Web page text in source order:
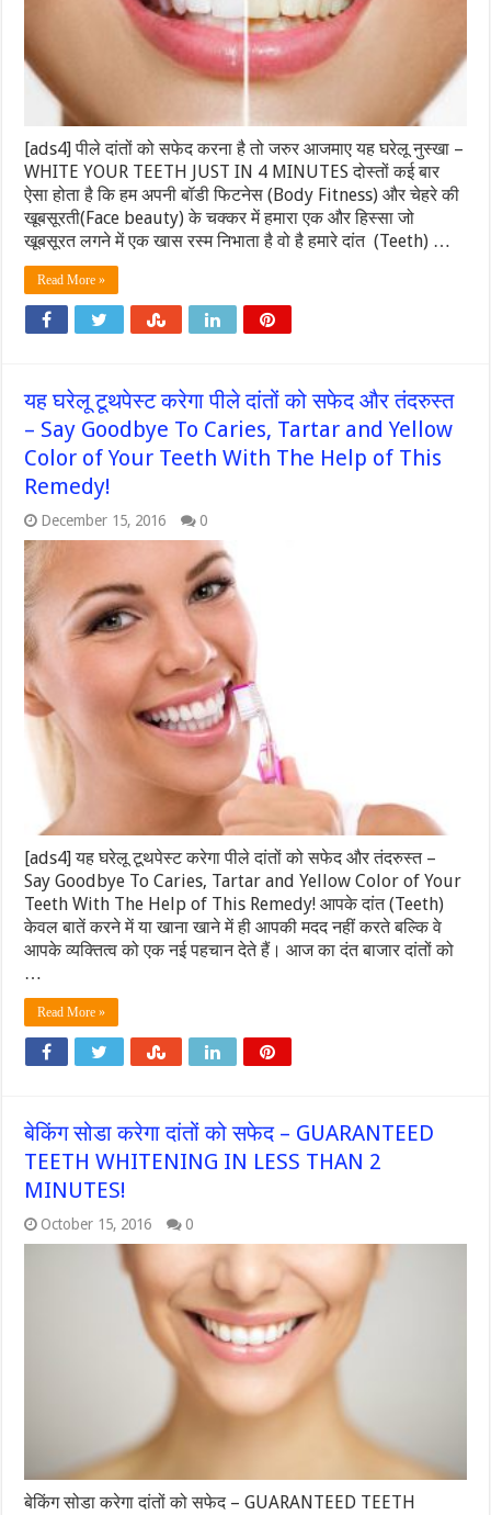
[ads4] पीले दांतों को सफेद करना है तो जरुर आजमाए यह घरेलू नुस्खा –
WHITE YOUR TEETH JUST IN 4 MINUTES दोस्तों कई बार
ऐसा होता है कि हम अपनी बॉडी फिटनेस (Body Fitness) और चेहरे की
खूबसूरती(Face beauty) के चक्कर में हमारा एक और हिस्सा जो
खूबसूरत लगने में एक खास रस्म निभाता है वो है हमारे दांत (Teeth) …
Read More »
यह घरेलू टूथपेस्ट करेगा पीले दांतों को सफेद और तंदरुस्त
– Say Goodbye To Caries, Tartar and Yellow
Color of Your Teeth With The Help of This
Remedy!
December 15, 2016 0
[ads4] यह घरेलू टूथपेस्ट करेगा पीले दांतों को सफेद और तंदरुस्त –
Say Goodbye To Caries, Tartar and Yellow Color of Your
Teeth With The Help of This Remedy! आपके दांत (Teeth)
केवल बातें करने में या खाना खाने में ही आपकी मदद नहीं करते बल्कि वे
आपके व्यक्तित्व को एक नई पहचान देते हैं। आज का दंत बाजार दांतों को
…
Read More »
बेकिंग सोडा करेगा दांतों को सफेद – GUARANTEED
TEETH WHITENING IN LESS THAN 2
MINUTES!
October 15, 2016 0
बेकिंग सोडा करेगा दांतों को सफेद – GUARANTEED TEETH